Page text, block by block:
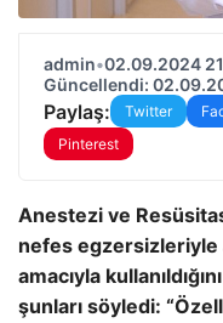
admin•02.09.2024
Güncellendi:
Paylaş: Twitter
Pinterest
Anestezi ve
nefes egzersizleriyle
amacıyla
şunları söyledi: